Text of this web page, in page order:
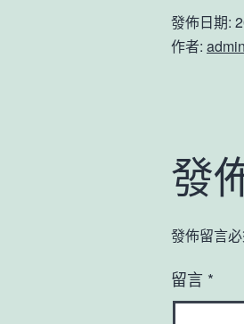
發佈日期:
作者: admin
發
發佈留言
留言 *